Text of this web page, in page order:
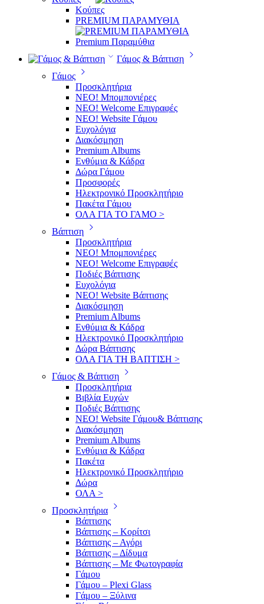
Κούπες
PREMIUM ΠΑΡΑΜΥΘΙΑ
Premium Παραμύθια
Γάμος & Βάπτιση
Γάμος
Προσκλητήρια
ΝΕΟ! Μπομπονιέρες
NEO! Welcome Επιγραφές
ΝΕΟ! Website Γάμου
Ευχολόγια
Διακόσμηση
Premium Albums
Ενθύμια & Κάδρα
Δώρα Γάμου
Προσφορές
Ηλεκτρονικό Προσκλητήριο
Πακέτα Γάμου
ΟΛΑ ΓΙΑ ΤΟ ΓΑΜΟ >
Βάπτιση
Προσκλητήρια
ΝΕΟ! Μπομπονιέρες
NEO! Welcome Επιγραφές
Ποδιές Βάπτισης
Ευχολόγια
ΝΕΟ! Website Βάπτισης
Διακόσμηση
Premium Albums
Ενθύμια & Κάδρα
Ηλεκτρονικό Προσκλητήριο
Δώρα Βάπτισης
ΟΛΑ ΓΙΑ ΤΗ ΒΑΠΤΙΣΗ >
Γάμος & Βάπτιση
Προσκλητήρια
Βιβλία Ευχών
Ποδιές Βάπτισης
ΝΕΟ! Website Γάμου& Βάπτισης
Διακόσμηση
Premium Albums
Ενθύμια & Κάδρα
Πακέτα
Ηλεκτρονικό Προσκλητήριο
Δώρα
ΟΛΑ >
Προσκλητήρια
Βάπτισης
Βάπτισης – Κορίτσι
Βάπτισης – Αγόρι
Βάπτισης – Δίδυμα
Βάπτισης – Με Φωτογραφία
Γάμου
Γάμου – Plexi Glass
Γάμου – Ξύλινα